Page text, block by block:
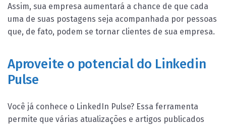
Assim, sua empresa aumentará a chance de que cada
uma de suas postagens seja acompanhada por pessoas
que, de fato, podem se tornar clientes de sua empresa.
Aproveite o potencial do Linkedin
Pulse
Você já conhece o LinkedIn Pulse? Essa ferramenta
permite que várias atualizações e artigos publicados